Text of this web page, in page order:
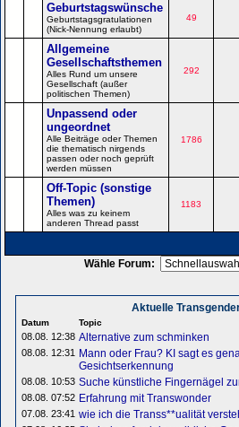
Geburtstagswünsche
Geburtstagsgratulationen
(Nick-Nennung erlaubt)
49
Allgemeine
Gesellschaftsthemen
Alles Rund um unsere
Gesellschaft (außer
politischen Themen)
292
Unpassend oder
ungeordnet
Alle Beiträge oder Themen
die thematisch nirgends
passen oder noch geprüft
werden müssen
1786
Off-Topic (sonstige
Themen)
Alles was zu keinem
anderen Thread passt
1183
Wähle Forum:
Aktuelle
Datum Topic
08.08. 12:38 Alternative zum schminken
08.08. 12:31
Mann oder Frau? KI sagt es
Gesichtserkennung
08.08. 10:53 Suche künstliche Fingernägel
08.08. 07:52 Erfahrung mit Transwonder
07.08. 23:41 wie ich die Transs**ualität